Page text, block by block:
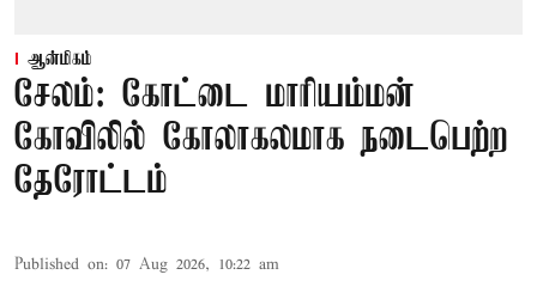
ஆன்மிகம்
சேலம்: கோட்டை மாரியம்மன்
கோவிலில் கோலாகலமாக நடைபெற்ற
தேரோட்டம்
Published on: 07 Aug 2026, 10:22 am